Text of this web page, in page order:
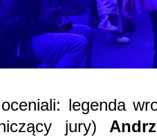
legenda
jury)